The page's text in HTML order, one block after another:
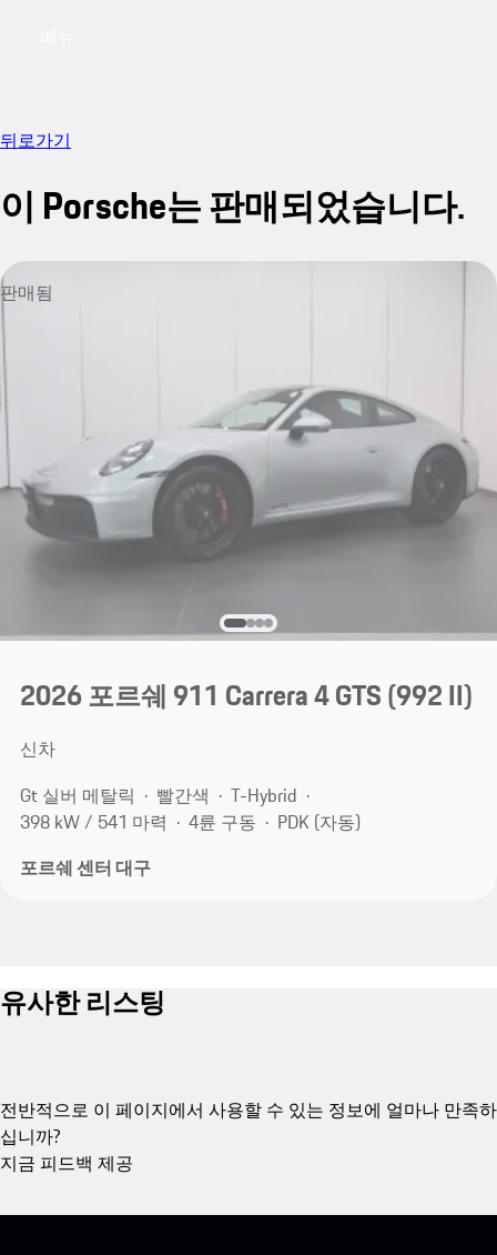
뒤로가기
이 Porsche는 판매되었습니다.
판매됨
2026 포르쉐 911 Carrera 4 GTS(992 II)
신차
Gt 실버 메탈릭
빨간색
T-Hybrid
398 kW / 541 마력
4륜 구동
PDK (자동)
포르쉐 센터 대구
유사한 리스팅
전반적으로 이 페이지에서 사용할 수 있는 정보에 얼마나 만족하
십니까?
지금 피드백 제공